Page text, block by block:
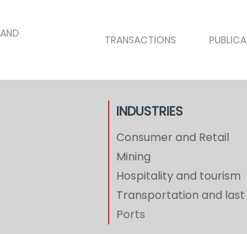
TRANSACTIONS
INDUSTRIES
Consumer and Retail
Mining
Hospitality and tourism
Transportation and last
Ports